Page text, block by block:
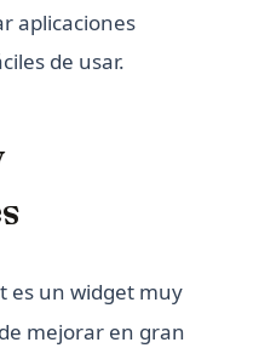
aplicaciones
de usar.
es un widget muy
mejorar en gran